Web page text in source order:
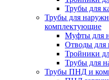
Трубы для
Трубы для
комплектующие
Муфты для
Отводы для
Тройники
Трубы для
Трубы ПНД и